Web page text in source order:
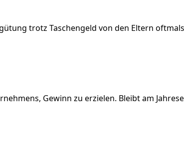
trotz Taschengeld von den Eltern
Gewinn zu erzielen. Bleibt am